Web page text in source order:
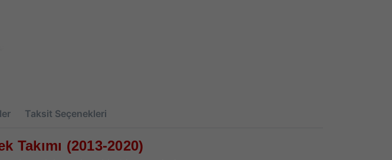
Taksit Seçenekleri
Takımı (2013-2020)